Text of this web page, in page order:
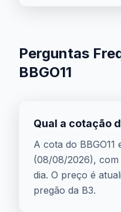
Perguntas
BBGO11
Qual a cotação
A cota do BBGO11
(08/08/2026),
dia. O preço é
pregão da B3.